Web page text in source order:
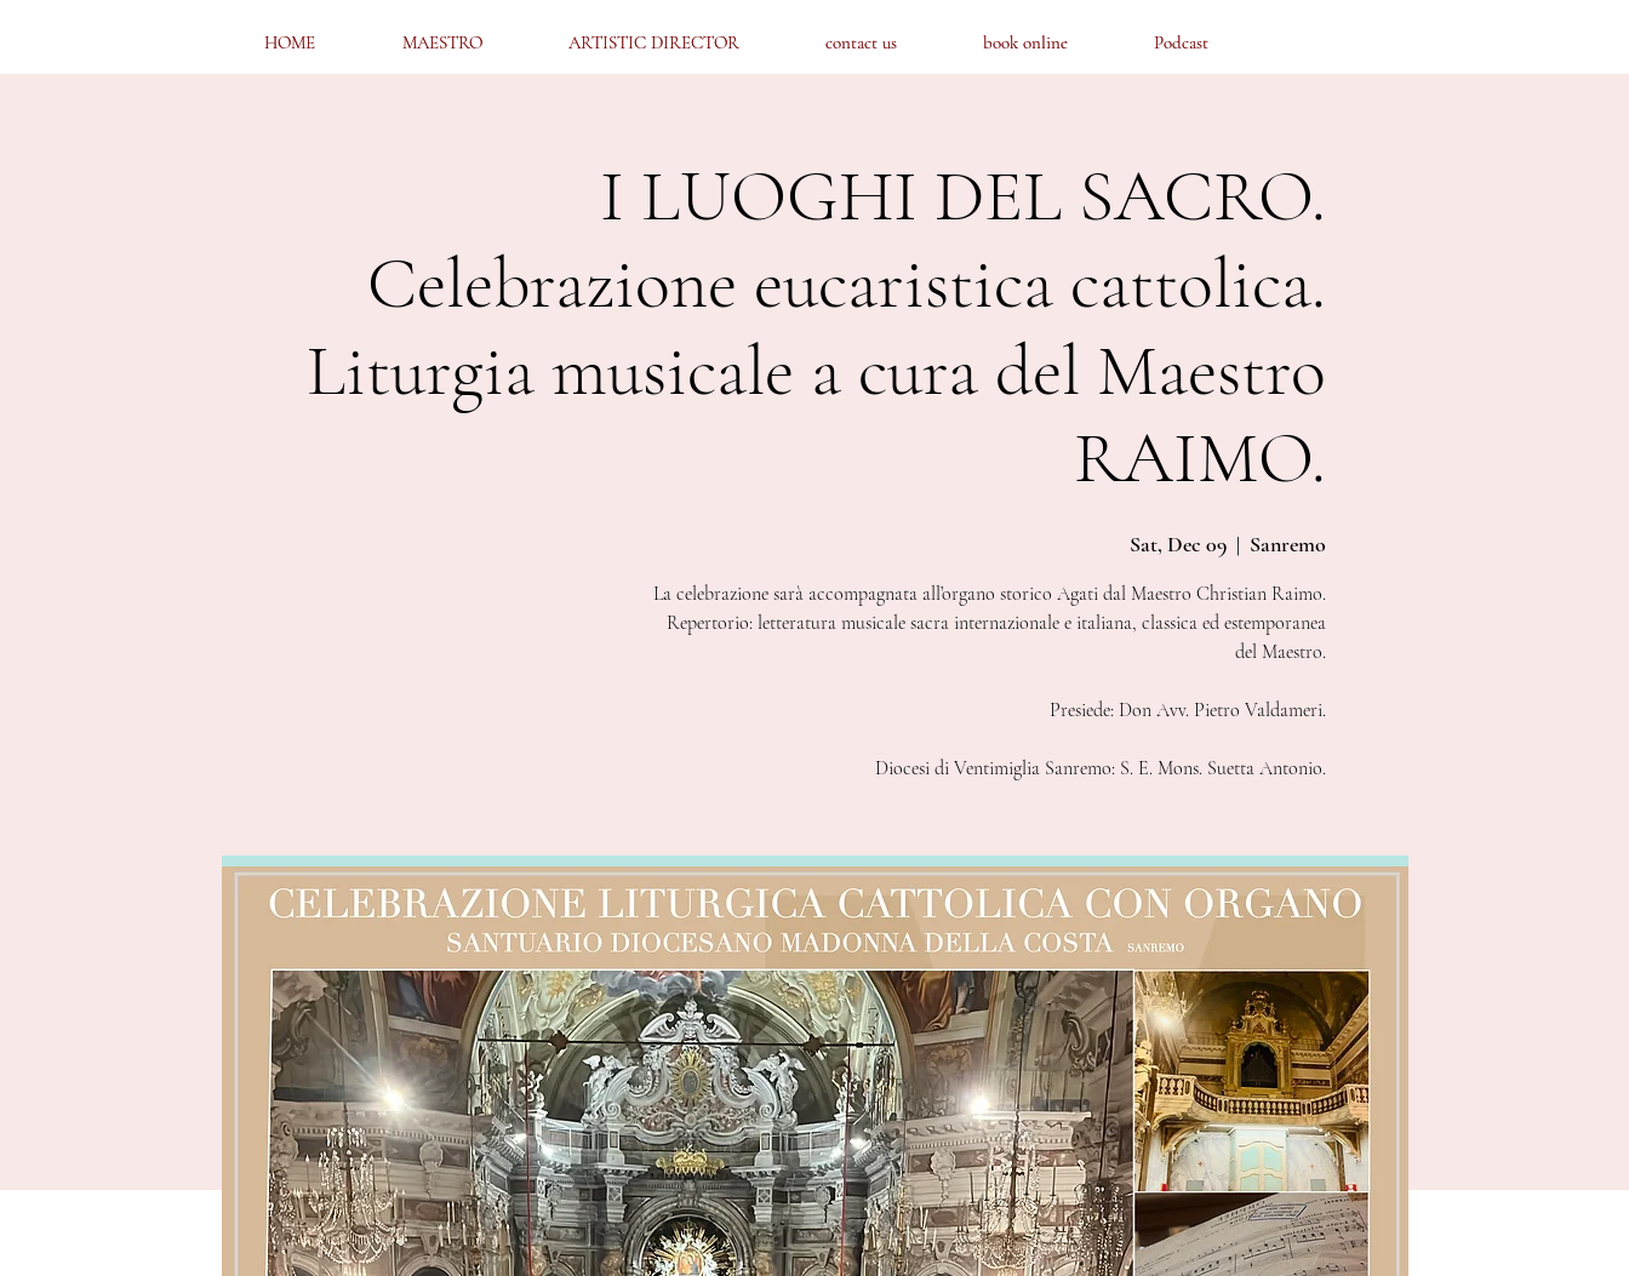
HOME MAESTRO ARTISTIC DIRECTOR contact us book online Podcast
HOME MAESTRO ARTISTIC DIRECTOR contact us book online Podcast
I LUOGHI DEL SACRO.
Celebrazione eucaristica cattolica.
Liturgia musicale a cura del Maestro
RAIMO.
Sat, Dec 09
  |
Sanremo
La celebrazione sarà accompagnata all’organo storico Agati dal Maestro Christian Raimo.
Repertorio: letteratura musicale sacra internazionale e italiana, classica ed estemporanea
del Maestro.
Presiede: Don Avv. Pietro Valdameri.
Diocesi di Ventimiglia Sanremo: S. E. Mons. Suetta Antonio.